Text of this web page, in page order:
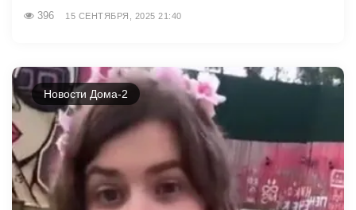
396 15 СЕНТЯБРЯ, 2025 21:40
Новости Дома-2